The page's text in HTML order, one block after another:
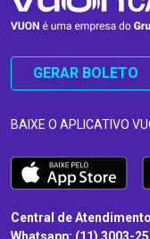
GERAR BOLETO
BAIXE O APLICATIVO
Central de